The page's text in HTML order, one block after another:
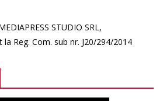
STUDIO SRL,
Reg. Com. sub nr. J20/294/2014